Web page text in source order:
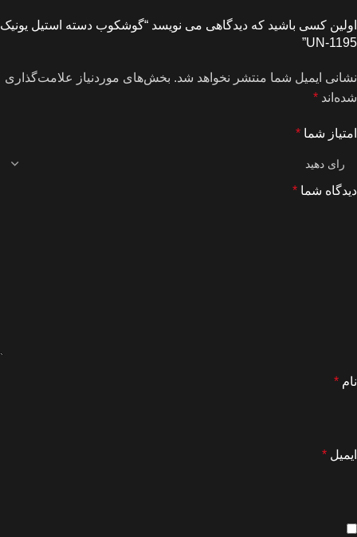
اولین کسی باشید که دیدگاهی می نویسد “گوشکوب دسته استیل یونیک
UN-1195”
نشانی ایمیل شما منتشر نخواهد شد. بخش‌های موردنیاز علامت‌گذاری
شده‌اند *
امتیاز شما *
دیدگاه شما *
نام *
ایمیل *